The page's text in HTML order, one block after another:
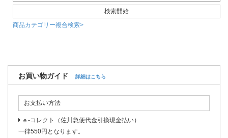
商品カテゴリー複合検索>
お買い物ガイド 詳細はこちら
お支払い方法
ｅ-コレクト（佐川急便代金引換現金払い）
一律550円となります。